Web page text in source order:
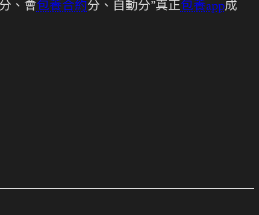
、會包養合約分、自動分”真正包養app成